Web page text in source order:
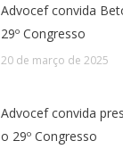
Advocef convida
29º Congresso
20 de março de 2025
Advocef convida
o 29º Congresso